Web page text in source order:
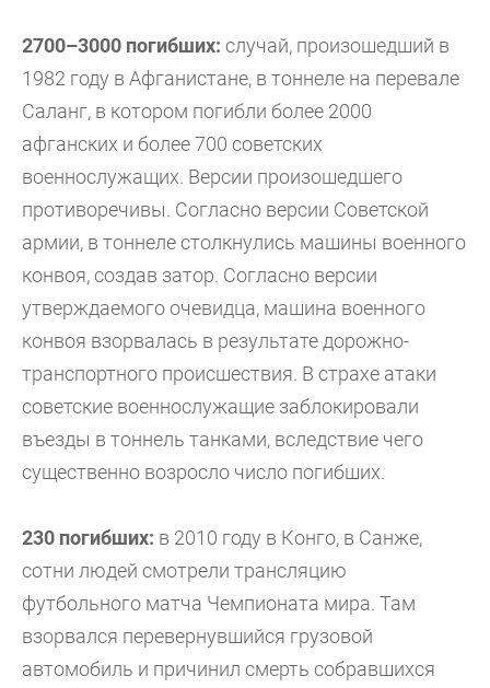
2700–3000 погибших: случай, произошедший в
1982 году в Афганистане, в тоннеле на перевале
Саланг, в котором погибли более 2000
афганских и более 700 советских
военнослужащих. Версии произошедшего
противоречивы. Согласно версии Советской
армии, в тоннеле столкнулись машины военного
конвоя, создав затор. Согласно версии
утверждаемого очевидца, машина военного
конвоя взорвалась в результате дорожно-
транспортного происшествия. В страхе атаки
советские военнослужащие заблокировали
въезды в тоннель танками, вследствие чего
существенно возросло число погибших.
230 погибших: в 2010 году в Конго, в Санже,
сотни людей смотрели трансляцию
футбольного матча Чемпионата мира. Там
взорвался перевернувшийся грузовой
автомобиль и причинил смерть собравшихся